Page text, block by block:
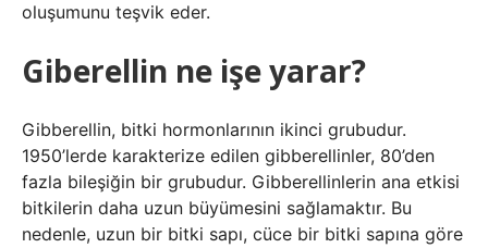
oluşumunu teşvik eder.
Giberellin ne işe yarar?
Gibberellin, bitki hormonlarının ikinci grubudur.
1950’lerde karakterize edilen gibberellinler, 80’den
fazla bileşiğin bir grubudur. Gibberellinlerin ana etkisi
bitkilerin daha uzun büyümesini sağlamaktır. Bu
nedenle, uzun bir bitki sapı, cüce bir bitki sapına göre